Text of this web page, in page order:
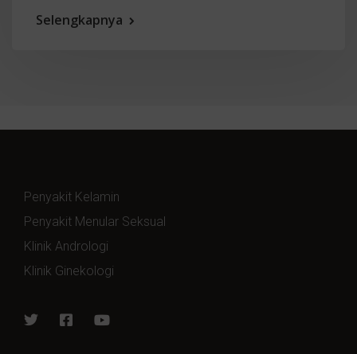
Selengkapnya
Penyakit Kelamin
Penyakit Menular Seksual
Klinik Andrologi
Klinik Ginekologi